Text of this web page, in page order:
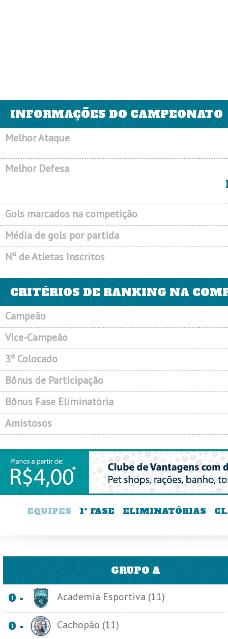
INFORMAÇÕES DO CAMPEONATO
Melhor Ataque
Melhor Defesa
Gols marcados na competição
Média de gols por partida
Nº de Atletas Inscritos
CRITÉRIOS DE RANKING NA
Campeão
Vice-Campeão
3º Colocado
Bônus de Participação
Bônus Fase Eliminatória
Amistosos
EQUIPES 1ª FASE ELIMINATÓRIAS
GRUPO A
0 - Academia Esportiva (11)
0 - Cachopão (11)